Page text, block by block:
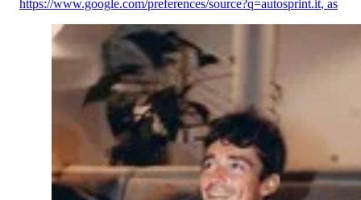
https://www.google.com/preferences/source?q=autosprint.it, as